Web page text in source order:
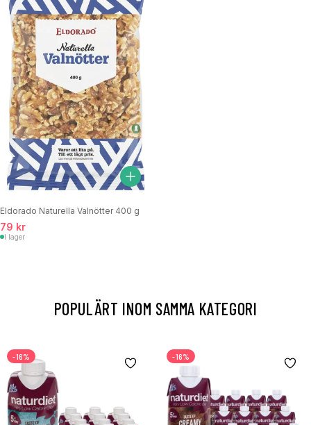
Eldorado Naturella Valnötter 400 g
79 kr
I lager
POPULÄRT INOM SAMMA KATEGORI
-16% -16%